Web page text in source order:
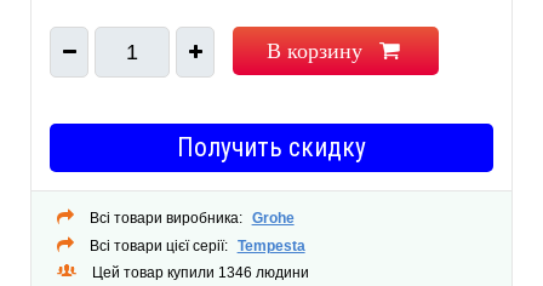
1 В корзину
Получить скидку
Всі товари виробника: Grohe
Всі товари цієї серії: Tempesta
Цей товар купили 1346 людини